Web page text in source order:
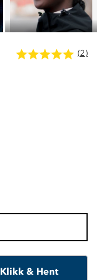
LAVPRIS
(2)
Klikk & Hent